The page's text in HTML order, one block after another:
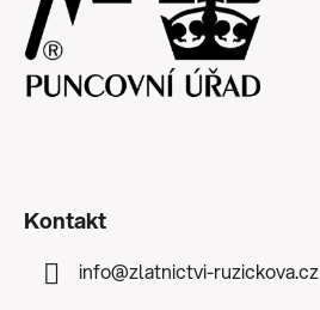
Kontakt
info@zlatnictvi-ruzickova.cz